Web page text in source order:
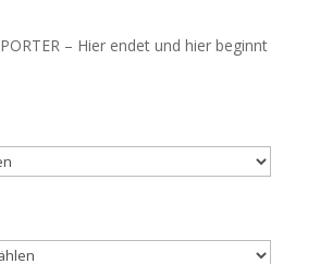
PORTER – Hier endet und hier beginnt